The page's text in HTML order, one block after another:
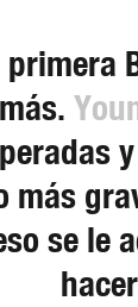
primera
más.
más
se le